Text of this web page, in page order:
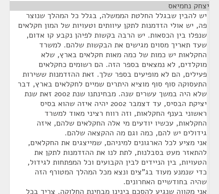
יצחק נחמיאס
יש להבין שבגלל החלטת הממשלה, בגלל כל המהלך שנוצר
פה, יש אולי הזדמנות לתקן עיוותים וטעויות של המון חקלאים
שנפלו בין הכסאות. יש הרבה בקשות לפיהן נקבע קו אדום,
שעד תאריך מסוים מגישים את הבקשות שלהם. למשרד
החקלאות יש כמות של כמה מאות חקלאים בארץ, שלא
מוקלדים, לא נמצאים בספר הזה. הם רשומים כחקלאים
פעילים, הם לא מופיעים בספר שלך. זאת ההזדמנות ששירות
התעסוקה סוף סוף מוציא היתרים שמיים לחקלאים בארץ, דבר
שלא היה במשך עשרים שנה. מבחינתנו שנת 2002 זאת שנת
יציקת הבסיס, עד דצמבר 2002 יהיה איזה שהוא בסיס
ראשוני בענף החקלאות, וזה רווח רציני מאוד למשרד
החקלאות, עכשיו יודעים מי אלה החקלאים שלהם, איזה
גידולים יש להם, כמה וגם מה ההקצאה שלהם.
אני מציע לכל הארגונים למיניהם, שמייצגים את החקלאים,
להתאזר מעט בסבלנות, לתת לנו את ההזדמנות לתקן את
הטעויות, בין הניידים לבין הקבועים וכל המפתחות לגידול,
כדי שנמנע מעוד בג"צים ונצא מכל המהלך המטורף הזה
שהיה בחודשיים האחרונים.
אני מקווה שנגיע להסכם בינינו מבחינת החלוקה. צריך בכל